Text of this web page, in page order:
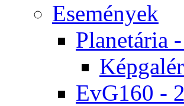
Ese­mé­nyek
Pla­ne­tá­ria
EvG160 -